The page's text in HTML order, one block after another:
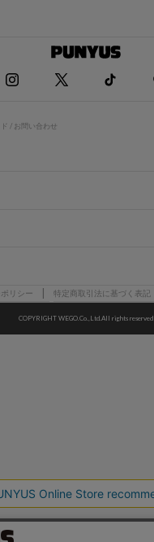
/ お問い合わせ
ポリシー 特定商取引法に基づく表記
COPYRIGHT WEGO.Co.,Ltd.All rights reserved